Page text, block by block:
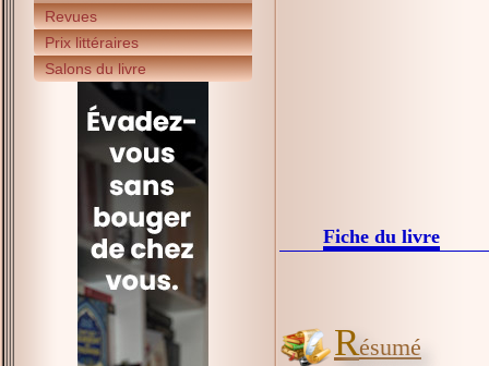
Revues
Prix littéraires
Salons du livre
Fiche du livre
Résumé